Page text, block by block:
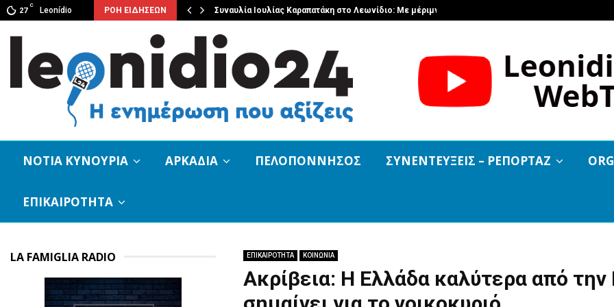
27
C
Leonídio ΡΟΗ ΕΙΔΗΣΕΩΝ
Κυνουρίας με… Συναυλία Ιουλίας Καραπατάκη στο Λεωνίδιο: Με μέριμνα…
ΝΟΤΙΑ ΚΥΝΟΥΡΙΑ ΑΡΚΑΔΙΑ ΠΕΛΟΠΟΝΝΗΣΟΣ ΣΥΝΕΝΤΕΥΞΕΙΣ – ΡΕΠΟΡΤΑΖ
ΕΠΙΚΑΙΡΟΤΗΤΑ
ΕΠΙΚΑΙΡΟΤΗΤΑ ΚΟΙΝΩΝΙΑ
Ακρίβεια: Η Ελλάδα καλύτερα από την
LA FAMIGLIA RADIO